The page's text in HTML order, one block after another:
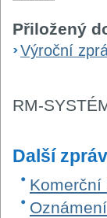
Přiložený
Výroční
RM-
Další
Komerční